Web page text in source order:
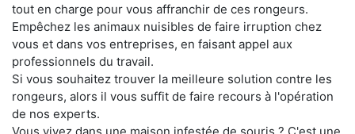
tout en charge pour vous affranchir de ces rongeurs.
Empêchez les animaux nuisibles de faire irruption chez
vous et dans vos entreprises, en faisant appel aux
professionnels du travail.
Si vous souhaitez trouver la meilleure solution contre les
rongeurs, alors il vous suffit de faire recours à l'opération
de nos experts.
Vous vivez dans une maison infestée de souris ? C'est une